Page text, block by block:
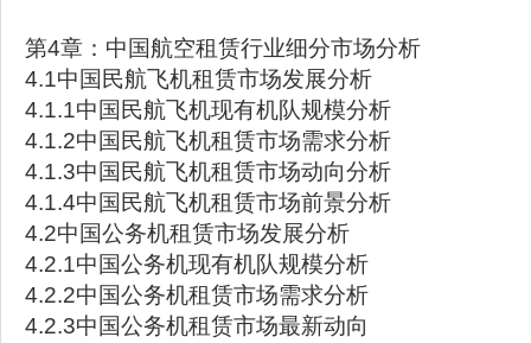
第4章：中国航空租赁行业细分市场分析
4.1中国民航飞机租赁市场发展分析
4.1.1中国民航飞机现有机队规模分析
4.1.2中国民航飞机租赁市场需求分析
4.1.3中国民航飞机租赁市场动向分析
4.1.4中国民航飞机租赁市场前景分析
4.2中国公务机租赁市场发展分析
4.2.1中国公务机现有机队规模分析
4.2.2中国公务机租赁市场需求分析
4.2.3中国公务机租赁市场最新动向